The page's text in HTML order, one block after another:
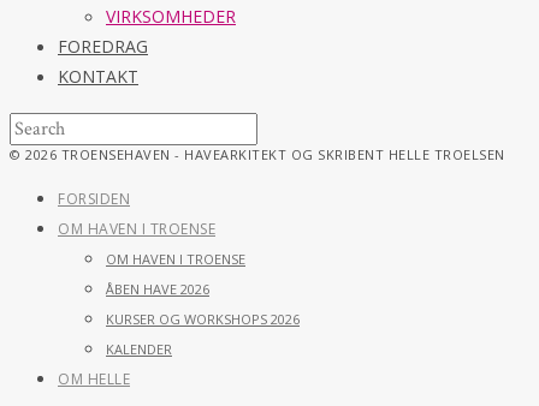
VIRKSOMHEDER
FOREDRAG
KONTAKT
© 2026 TROENSEHAVEN - HAVEARKITEKT OG SKRIBENT HELLE TROELSEN
FORSIDEN
OM HAVEN I TROENSE
OM HAVEN I TROENSE
ÅBEN HAVE 2026
KURSER OG WORKSHOPS 2026
KALENDER
OM HELLE